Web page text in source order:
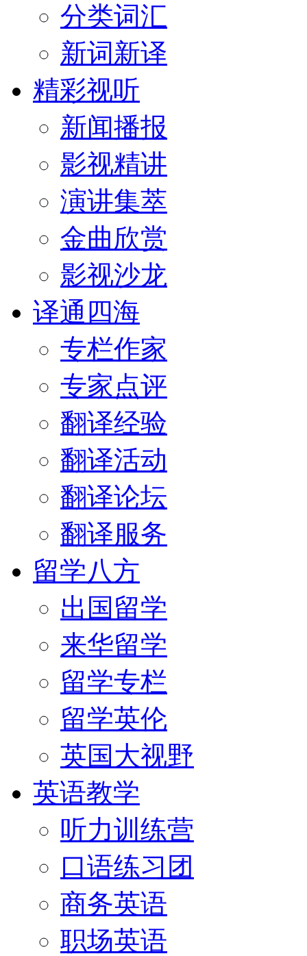
分类词汇
新词新译
精彩视听
新闻播报
影视精讲
演讲集萃
金曲欣赏
影视沙龙
译通四海
专栏作家
专家点评
翻译经验
翻译活动
翻译论坛
翻译服务
留学八方
出国留学
来华留学
留学专栏
留学英伦
英国大视野
英语教学
听力训练营
口语练习团
商务英语
职场英语